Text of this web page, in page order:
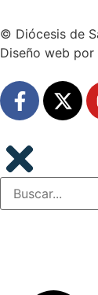
© Diócesis de
Diseño web por